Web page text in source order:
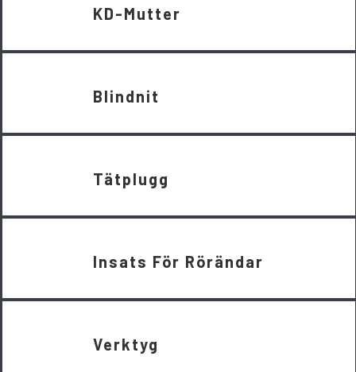
KD-Mutter
Blindnit
Tätplugg
Insats För Rörändar
Verktyg